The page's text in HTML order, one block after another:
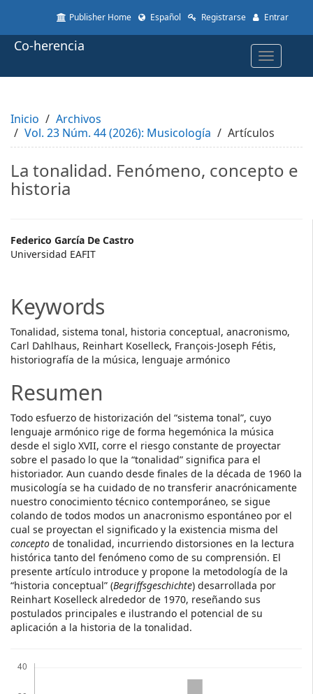
to
page
Main
Content
Sidebar
Publisher Home Español Registrarse Entrar
Toggle
Co-herencia
Inicio
Archivos
Vol. 23 Núm. 44 (2026): Musicología
Artículos
La tonalidad. Fenómeno, concepto e
historia
Main
Article
Federico García De Castro
Universidad EAFIT
Keywords
Tonalidad, sistema tonal, historia conceptual, anacronismo,
Carl Dahlhaus, Reinhart Koselleck, François-Joseph Fétis,
historiografía de la música, lenguaje armónico
Resumen
Todo esfuerzo de historización del “sistema tonal”, cuyo
lenguaje armónico rige de forma hegemónica la música
desde el siglo XVII, corre el riesgo constante de proyectar
sobre el pasado lo que la “tonalidad” significa para el
historiador. Aun cuando desde finales de la década de 1960 la
musicología se ha cuidado de no transferir anacrónicamente
nuestro conocimiento técnico contemporáneo, se sigue
colando de todos modos un anacronismo espontáneo por el
cual se proyectan el significado y la existencia misma del
concepto de tonalidad, incurriendo distorsiones en la lectura
histórica tanto del fenómeno como de su comprensión. El
presente artículo introduce y propone la metodología de la
“historia conceptual” (Begriffsgeschichte) desarrollada por
Reinhart Koselleck alrededor de 1970, reseñando sus
postulados principales e ilustrando el potencial de su
aplicación a la historia de la tonalidad.